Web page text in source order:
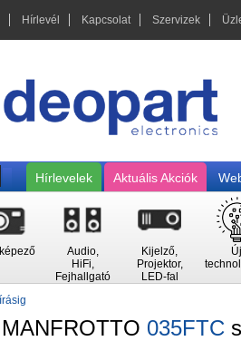
Hírlevél Kapcsolat Szervizek
Hírlevelek
Aktuális Akciók
Audio,
HiFi,
Fejhallgató
Kijelző,
Projektor,
LED-fal
Új
MANFROTTO 035FTC